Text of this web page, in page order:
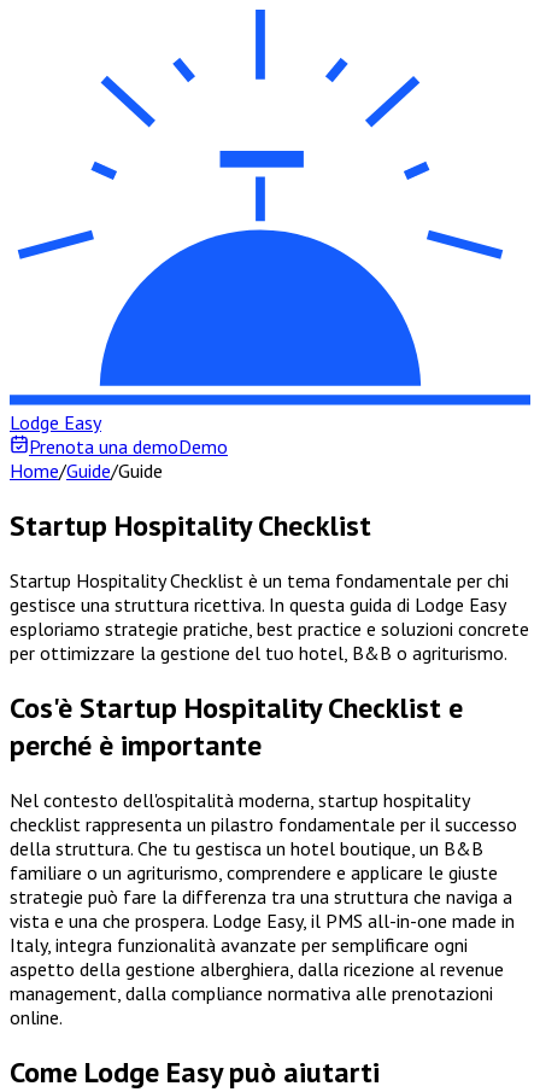
Lodge Easy
Prenota una demoDemo
Home/Guide/Guide
Startup Hospitality Checklist
Startup Hospitality Checklist è un tema fondamentale per chi
gestisce una struttura ricettiva. In questa guida di Lodge Easy
esploriamo strategie pratiche, best practice e soluzioni concrete
per ottimizzare la gestione del tuo hotel, B&B o agriturismo.
Cos'è Startup Hospitality Checklist e
perché è importante
Nel contesto dell'ospitalità moderna, startup hospitality
checklist rappresenta un pilastro fondamentale per il successo
della struttura. Che tu gestisca un hotel boutique, un B&B
familiare o un agriturismo, comprendere e applicare le giuste
strategie può fare la differenza tra una struttura che naviga a
vista e una che prospera. Lodge Easy, il PMS all-in-one made in
Italy, integra funzionalità avanzate per semplificare ogni
aspetto della gestione alberghiera, dalla ricezione al revenue
management, dalla compliance normativa alle prenotazioni
online.
Come Lodge Easy può aiutarti